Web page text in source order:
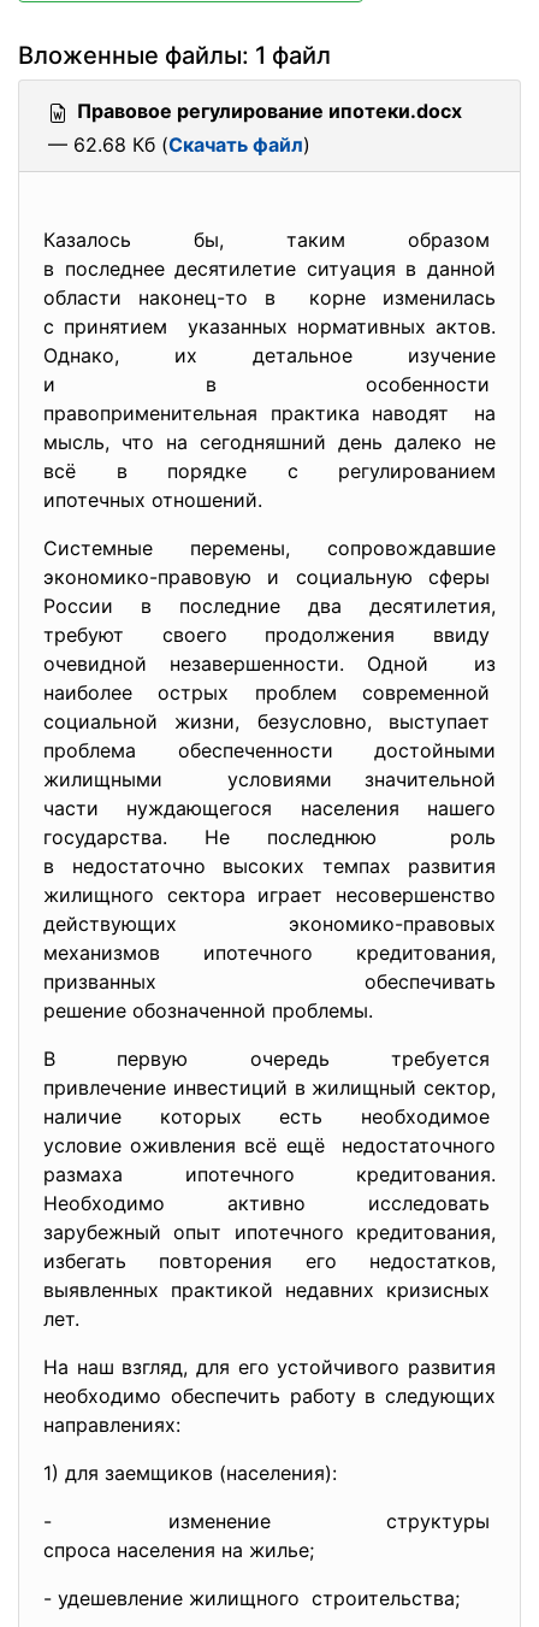
Вложенные файлы: 1 файл
Правовое регулирование ипотеки.docx
— 62.68 Кб (Скачать файл)
Казалось бы, таким образом
в последнее десятилетие ситуация в данной
области наконец-то в корне изменилась
с принятием указанных нормативных актов.
Однако, их детальное изучение
и в особенности
правоприменительная практика наводят на
мысль, что на сегодняшний день далеко не
всё в порядке с регулированием
ипотечных отношений.
Системные перемены, сопровождавшие
экономико-правовую и социальную сферы
России в последние два десятилетия,
требуют своего продолжения ввиду
очевидной незавершенности. Одной из
наиболее острых проблем современной
социальной жизни, безусловно, выступает
проблема обеспеченности достойными
жилищными условиями значительной
части нуждающегося населения нашего
государства. Не последнюю роль
в недостаточно высоких темпах развития
жилищного сектора играет несовершенство
действующих экономико-правовых
механизмов ипотечного кредитования,
призванных обеспечивать
решение обозначенной проблемы.
В первую очередь требуется
привлечение инвестиций в жилищный сектор,
наличие которых есть необходимое
условие оживления всё ещё недостаточного
размаха ипотечного кредитования.
Необходимо активно исследовать
зарубежный опыт ипотечного кредитования,
избегать повторения его недостатков,
выявленных практикой недавних кризисных
лет.
На наш взгляд, для его устойчивого развития
необходимо обеспечить работу в следующих
направлениях:
1) для заемщиков (населения):
- изменение структуры
спроса населения на жилье;
- удешевление жилищного строительства;